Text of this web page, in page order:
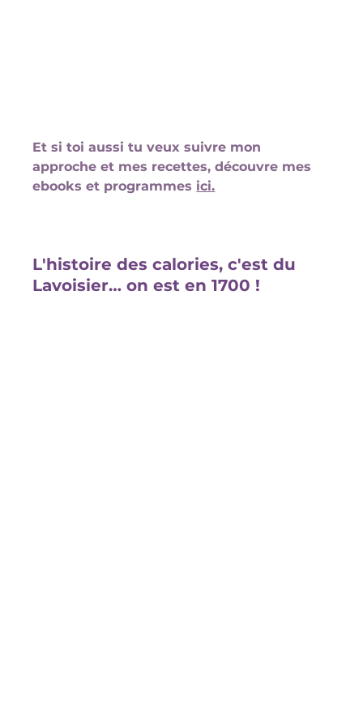
Et si toi aussi tu veux suivre mon
approche et mes recettes, découvre mes
ebooks et programmes ici.
L'histoire des calories, c'est du
Lavoisier… on est en 1700 !